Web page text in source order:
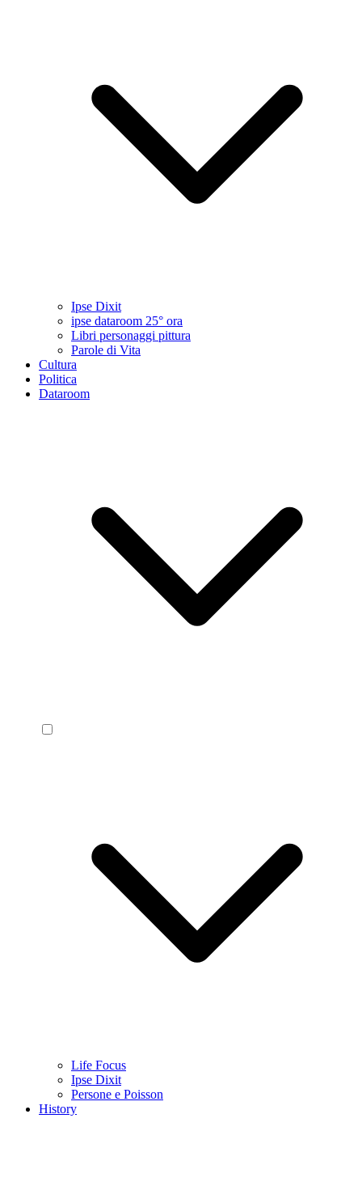
Ipse Dixit
ipse dataroom 25° ora
Libri personaggi pittura
Parole di Vita
Cultura
Politica
Dataroom
Life Focus
Ipse Dixit
Persone e Poisson
History